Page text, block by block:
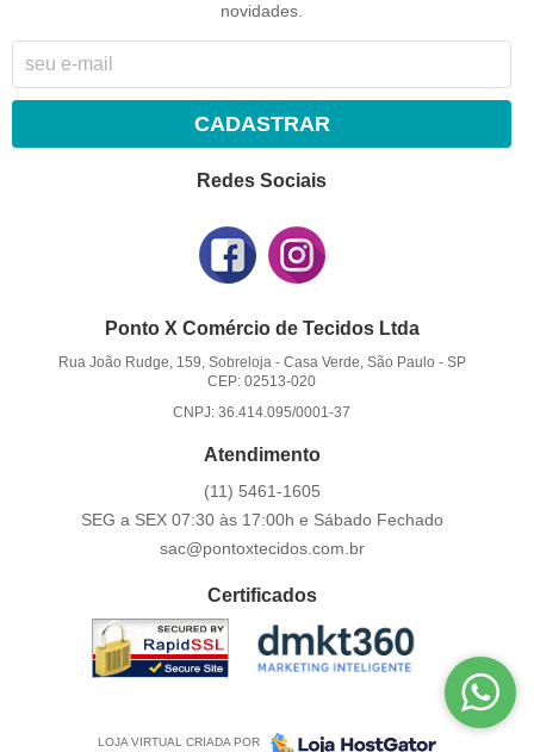
novidades.
CADASTRAR
Redes Sociais
Ponto X Comércio de Tecidos Ltda
Rua João Rudge, 159, Sobreloja- Casa Verde, São Paulo - SP
CEP: 02513-020
CNPJ: 36.414.095/0001-37
Atendimento
(11) 5461-1605
SEG a SEX 07:30 às 17:00h e Sábado Fechado
sac@pontoxtecidos.com.br
Certificados
LOJA VIRTUAL CRIADA POR